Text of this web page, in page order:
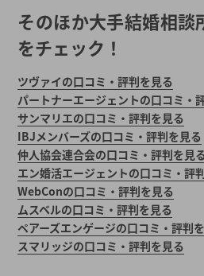
そのほか大手結婚相談
をチェック！
ツヴァイの口コミ・評判を見る
パートナーエージェントの口コミ・
サンマリエの口コミ・評判を見る
IBJメンバーズの口コミ・評判を見る
仲人協会連合会の口コミ・評判を見
エン婚活エージェントの口コミ・評
WebConの口コミ・評判を見る
ムスベルの口コミ・評判を見る
ペアーズエンゲージの口コミ・評判
スマリッジの口コミ・評判を見る